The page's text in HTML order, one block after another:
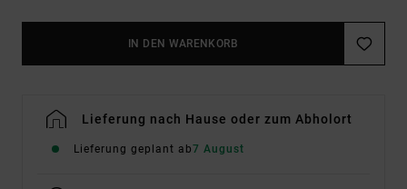
IN DEN WARENKORB
Lieferung nach Hause oder zum Abholort
Lieferung geplant ab7 August